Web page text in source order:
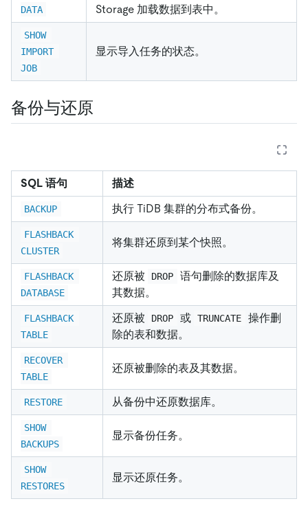
DATA
Storage 加载数据到表中。
SHOW
IMPORT
JOB
显示导入任务的状态。
备份与还原
SQL 语句 描述
BACKUP 执行 TiDB 集群的分布式备份。
FLASHBACK
CLUSTER
将集群还原到某个快照。
FLASHBACK
DATABASE
还原被 DROP
语句删除的数据库及
其数据。
FLASHBACK
TABLE
还原被 DROP 或 TRUNCATE
操作删
除的表和数据。
RECOVER
TABLE
还原被删除的表及其数据。
RESTORE 从备份中还原数据库。
SHOW
BACKUPS
显示备份任务。
SHOW
RESTORES
显示还原任务。